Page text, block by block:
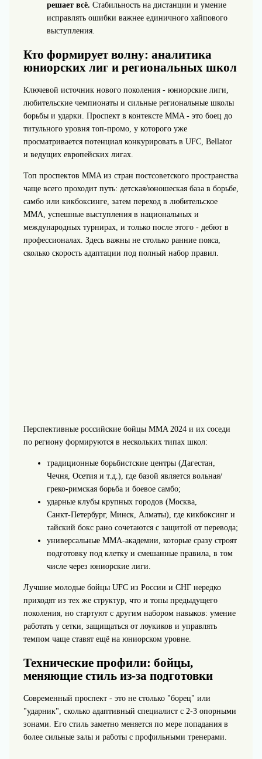
решает всё. Стабильность на дистанции и умение
исправлять ошибки важнее единичного хайпового
выступления.
Кто формирует волну: аналитика
юниорских лиг и региональных школ
Ключевой источник нового поколения - юниорские лиги,
любительские чемпионаты и сильные региональные школы
борьбы и ударки. Проспект в контексте MMA - это боец до
титульного уровня топ-промо, у которого уже
просматривается потенциал конкурировать в UFC, Bellator
и ведущих европейских лигах.
Топ проспектов MMA из стран постсоветского пространства
чаще всего проходит путь: детская/юношеская база в борьбе,
самбо или кикбоксинге, затем переход в любительское
MMA, успешные выступления в национальных и
международных турнирах, и только после этого - дебют в
профессионалах. Здесь важны не столько ранние пояса,
сколько скорость адаптации под полный набор правил.
Перспективные российские бойцы MMA 2024 и их соседи
по региону формируются в нескольких типах школ:
традиционные борьбистские центры (Дагестан,
Чечня, Осетия и т.д.), где базой является вольная/
греко-римская борьба и боевое самбо;
ударные клубы крупных городов (Москва,
Санкт‑Петербург, Минск, Алматы), где кикбоксинг и
тайский бокс рано сочетаются с защитой от перевода;
универсальные ММА‑академии, которые сразу строят
подготовку под клетку и смешанные правила, в том
числе через юниорские лиги.
Лучшие молодые бойцы UFC из России и СНГ нередко
приходят из тех же структур, что и топы предыдущего
поколения, но стартуют с другим набором навыков: умение
работать у сетки, защищаться от лоукиков и управлять
темпом чаще ставят ещё на юниорском уровне.
Технические профили: бойцы,
меняющие стиль из-за подготовки
Современный проспект - это не столько "борец" или
"ударник", сколько адаптивный специалист с 2-3 опорными
зонами. Его стиль заметно меняется по мере попадания в
более сильные залы и работы с профильными тренерами.